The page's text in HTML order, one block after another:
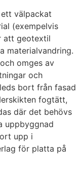
välpackat
(exempelvis
att geotextil
materialvandring.
omges av
och
bort från fasad
fogtätt,
där det behövs
uppbyggnad
upp i
för platta på